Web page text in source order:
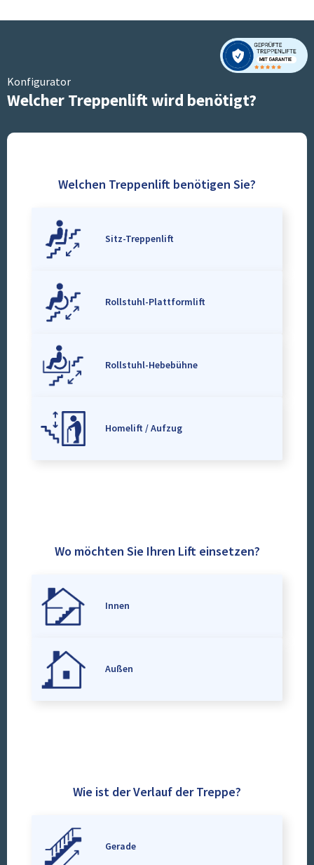
Konfigurator
Welcher Treppenlift wird benötigt?
Welchen Treppenlift benötigen Sie?
Sitz-Treppenlift
Rollstuhl-Plattformlift
Rollstuhl-Hebebühne
Homelift / Aufzug
Wo möchten Sie Ihren Lift einsetzen?
Innen
Außen
Wie ist der Verlauf der Treppe?
Gerade